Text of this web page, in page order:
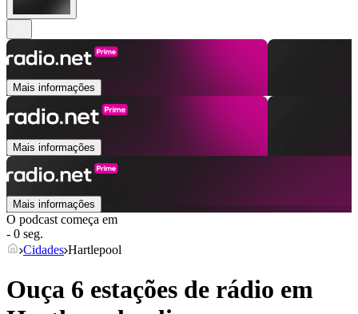
Mais informações
Mais informações
Mais informações
O podcast começa em
- 0 seg.
Cidades Hartlepool
Ouça 6 estações de rádio em